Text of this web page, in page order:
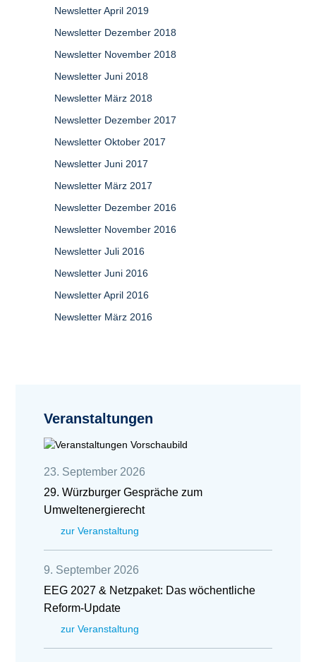
Newsletter April 2019
Newsletter Dezember 2018
Newsletter November 2018
Newsletter Juni 2018
Newsletter März 2018
Newsletter Dezember 2017
Newsletter Oktober 2017
Newsletter Juni 2017
Newsletter März 2017
Newsletter Dezember 2016
Newsletter November 2016
Newsletter Juli 2016
Newsletter Juni 2016
Newsletter April 2016
Newsletter März 2016
Veranstaltungen
23. September 2026
29. Würzburger Gespräche zum
Umweltenergierecht
zur Veranstaltung
9. September 2026
EEG 2027 & Netzpaket: Das wöchentliche
Reform-Update
zur Veranstaltung